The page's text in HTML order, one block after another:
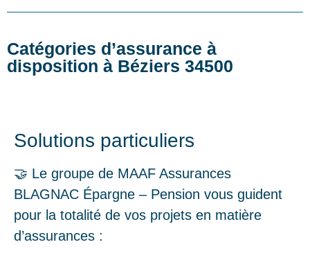
Catégories d’assurance à
disposition à Béziers 34500
Solutions particuliers
🤝 Le groupe de MAAF Assurances
BLAGNAC Épargne – Pension vous guident
pour la totalité de vos projets en matière
d’assurances :